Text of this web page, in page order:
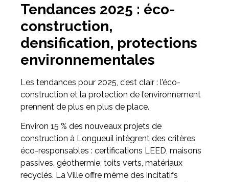
Tendances 2025 : éco-
construction,
densification, protections
environnementales
Les tendances pour 2025, c’est clair : l’éco-
construction et la protection de l’environnement
prennent de plus en plus de place.
Environ 15 % des nouveaux projets de
construction à Longueuil intègrent des critères
éco-responsables : certifications LEED, maisons
passives, géothermie, toits verts, matériaux
recyclés. La Ville offre même des incitatifs